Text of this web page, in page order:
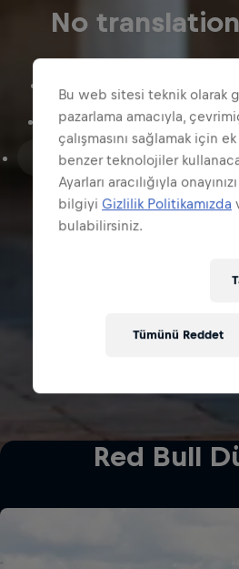
No
Red Bull Sugarfree
Red Bull Editions Sugarfree
Red Bull
Bu web sitesi teknik olarak
pazarlama amacıyla,
çalışmasını sağlamak için
benzer teknolojiler
Ayarları aracılığıyla
bilgiyi Gizlilik Politikamızda
bulabilirsiniz.
Tümünü Reddet